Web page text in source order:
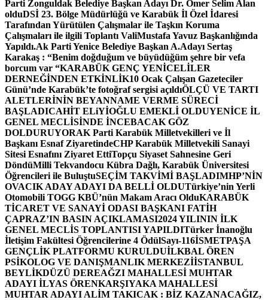
Parti Zonguldak Belediye Başkan Adayı Dr. Ömer Selim Alan
olduDSİ 23. Bölge Müdürlüğü ve Karabük İl Özel İdaresi
Tarafından Yürütülen Çalışmalar ile Taşkın Koruma
Çalışmaları ile ilgili Toplantı ValiMustafa Yavuz Başkanlığında
Yapıldı.Ak Parti Yenice Belediye Başkan A.Adayı Sertaş
Karakaş : “Benim doğduğum ve büyüdüğüm şehre bir vefa
borcum var “KARABÜK GENÇ YENİCELİLER
DERNEĞİNDEN ETKİNLİK10 Ocak Çalışan Gazeteciler
Günü’nde Karabük’te fotoğraf sergisi açıldıÖLÇÜ VE TARTI
ALETLERİNİN BEYANNAME VERME SÜRECİ
BAŞLADICAHİT ELiYİOĞLU EMEKLİ OLDUYENİCE İL
GENEL MECLİSİNDE İNCEBACAK GÖZ
DOLDURUYORAK Parti Karabük Milletvekilleri ve İl
Başkanı Esnaf ZiyaretindeCHP Karabük Milletvekili Sanayi
Sitesi Esnafını Ziyaret EttiTopçu Siyaset Sahnesine Geri
DöndüMilli Tekvandocu Kübra Dağlı, Karabük Üniversitesi
Öğrencileri ile BuluştuSEÇİM TAKVİMİ BAŞLADIMHP’NİN
OVACIK ADAY ADAYI DA BELLİ OLDUTürkiye’nin Yerli
Otomobili TOGG KBÜ’nün Makam Aracı OlduKARABÜK
TİCARET VE SANAYİ ODASI BAŞKANI FATİH
ÇAPRAZ’IN BASIN AÇIKLAMASI2024 YILININ İLK
GENEL MECLİS TOPLANTISI YAPILDITürker İnanoğlu
İletişim Fakültesi Öğrencilerine 4 ÖdülSayı-116İSMETPAŞA
GENÇLİK PLATFORMU KURULDUİLKBAL ÖREN
PSİKOLOG VE DANIŞMANLIK MERKEZİİSTANBUL
BEYLİKDÜZÜ DEREAĞZI MAHALLESİ MUHTAR
ADAYI İLYAS ÖRENKARŞIYAKA MAHALLESİ
MUHTAR ADAYI ALİM TAKICAK : BİZ KAZANACAĞIZ,